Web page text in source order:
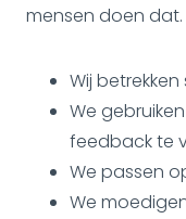
mensen doen dat.
Wij
We
feedback te
We passen
We